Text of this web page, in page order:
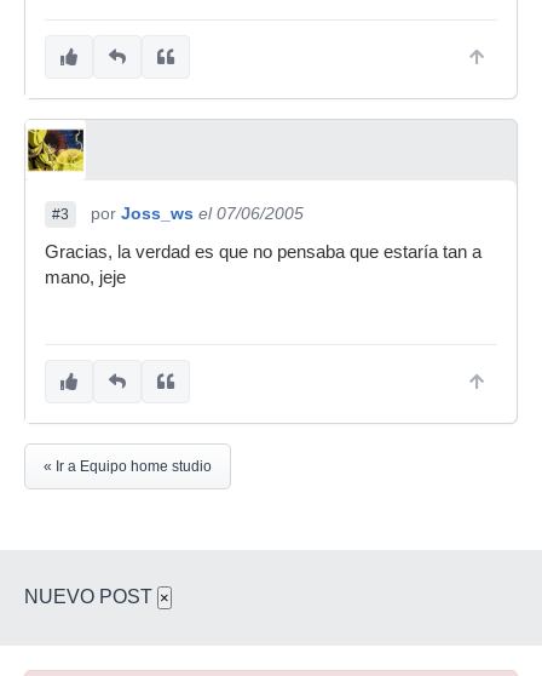
#3 por Joss_ws el 07/06/2005
Gracias, la verdad es que no pensaba que estaría tan a
mano, jeje
« Ir a Equipo home studio
NUEVO POST ×